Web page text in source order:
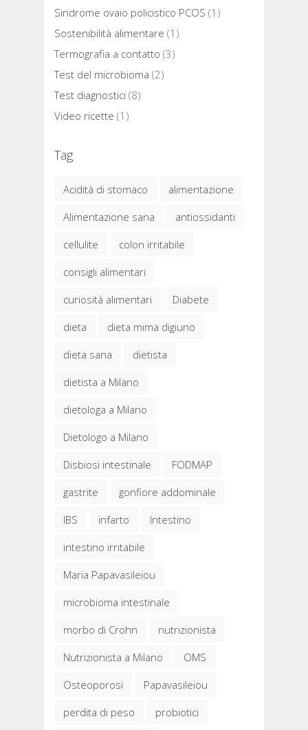
Sindrome ovaio policistico PCOS (1)
Sostenibilità alimentare (1)
Termografia a contatto (3)
Test del microbioma (2)
Test diagnostici (8)
Video ricette (1)
Tag
Acidità di stomaco
alimentazione
Alimentazione sana
antiossidanti
cellulite
colon irritabile
consigli alimentari
curiosità alimentari
Diabete
dieta
dieta mima digiuno
dieta sana
dietista
dietista a Milano
dietologa a Milano
Dietologo a Milano
Disbiosi intestinale
FODMAP
gastrite
gonfiore addominale
IBS
infarto
Intestino
intestino irritabile
Maria Papavasileiou
microbioma intestinale
morbo di Crohn
nutrizionista
Nutrizionista a Milano
OMS
Osteoporosi
Papavasileiou
perdita di peso
probiotici